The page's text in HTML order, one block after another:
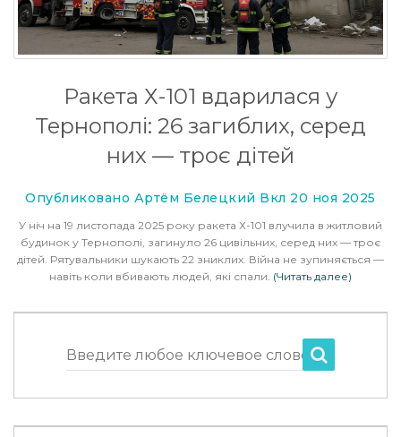
Ракета Х-101 вдарилася у
Тернополі: 26 загиблих, серед
них — троє дітей
Опубликовано Артём Белецкий Вкл 20 ноя 2025
У ніч на 19 листопада 2025 року ракета Х-101 влучила в житловий
будинок у Тернополі, загинуло 26 цивільних, серед них — троє
дітей. Рятувальники шукають 22 зниклих. Війна не зупиняється —
навіть коли вбивають людей, які спали. (Читать далее)
Введите любое ключевое слово